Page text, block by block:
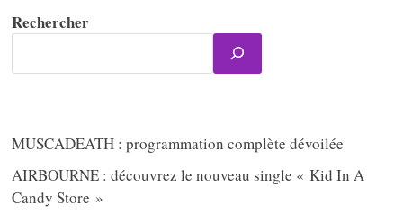
Rechercher
MUSCADEATH : programmation complète dévoilée
AIRBOURNE : découvrez le nouveau single « Kid In A
Candy Store »